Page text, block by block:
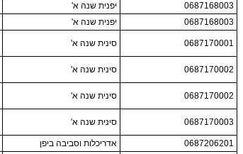
0687168003
יפנית שנה א'
0687168003
יפנית שנה א'
0687170001 סינית שנה א'
0687170002 סינית שנה א'
0687170002 סינית שנה א'
0687170003 סינית שנה א'
0687206201
אדריכלות וסביבה ביפן